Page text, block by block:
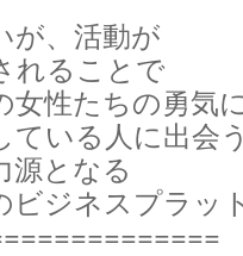
が、活動が
れることで
女性たちの勇気
ている人に出会う
源となる
ビジネスプラッ